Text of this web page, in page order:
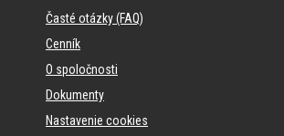
Časté otázky (FAQ)
Cenník
O spoločnosti
Dokumenty
Nastavenie cookies